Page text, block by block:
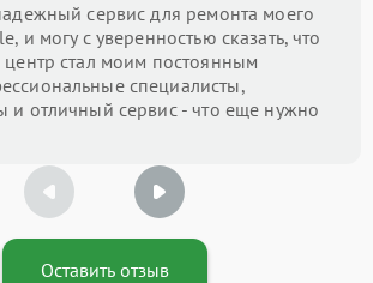
сервис для ремонта моего
и могу с уверенностью сказать, что
центр стал моим постоянным
специалисты,
и отличный сервис - что еще нужно
Оставить отзыв